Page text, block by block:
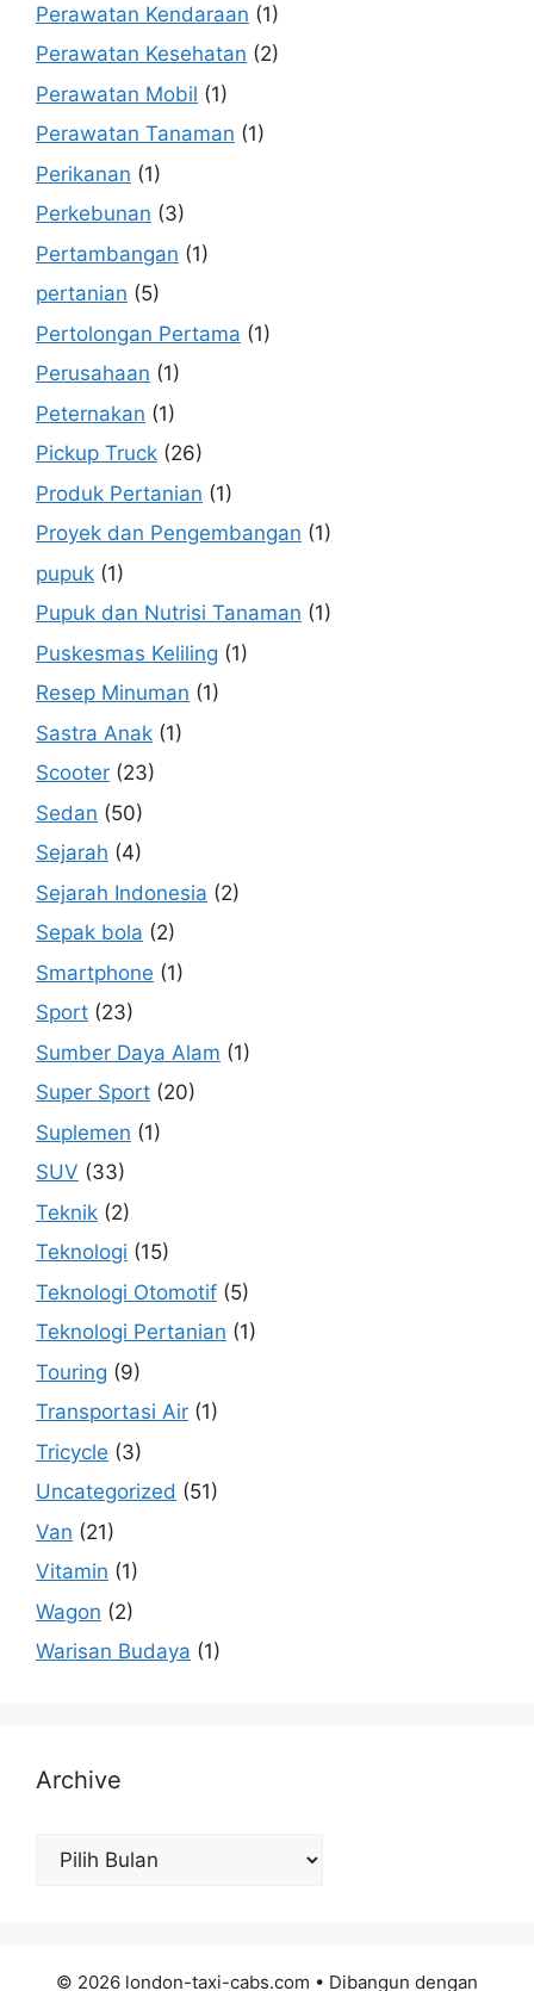
Perawatan Kendaraan (1)
Perawatan Kesehatan (2)
Perawatan Mobil (1)
Perawatan Tanaman (1)
Perikanan (1)
Perkebunan (3)
Pertambangan (1)
pertanian (5)
Pertolongan Pertama (1)
Perusahaan (1)
Peternakan (1)
Pickup Truck (26)
Produk Pertanian (1)
Proyek dan Pengembangan (1)
pupuk (1)
Pupuk dan Nutrisi Tanaman (1)
Puskesmas Keliling (1)
Resep Minuman (1)
Sastra Anak (1)
Scooter (23)
Sedan (50)
Sejarah (4)
Sejarah Indonesia (2)
Sepak bola (2)
Smartphone (1)
Sport (23)
Sumber Daya Alam (1)
Super Sport (20)
Suplemen (1)
SUV (33)
Teknik (2)
Teknologi (15)
Teknologi Otomotif (5)
Teknologi Pertanian (1)
Touring (9)
Transportasi Air (1)
Tricycle (3)
Uncategorized (51)
Van (21)
Vitamin (1)
Wagon (2)
Warisan Budaya (1)
Archive
Archive
© 2026 london-taxi-cabs.com • Dibangun dengan